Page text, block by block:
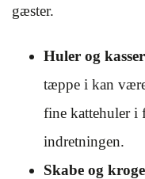
gæster.
Huler og
tæppe i kan
fine kattehuler i
indretningen.
Skabe og